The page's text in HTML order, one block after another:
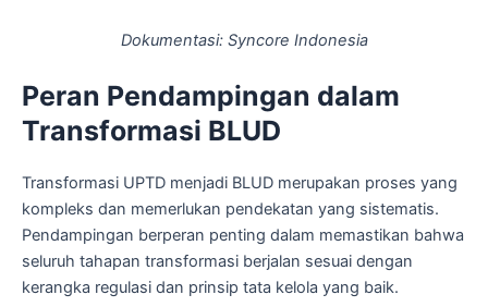
Dokumentasi: Syncore Indonesia
Peran Pendampingan dalam
Transformasi BLUD
Transformasi UPTD menjadi BLUD merupakan proses yang
kompleks dan memerlukan pendekatan yang sistematis.
Pendampingan berperan penting dalam memastikan bahwa
seluruh tahapan transformasi berjalan sesuai dengan
kerangka regulasi dan prinsip tata kelola yang baik.